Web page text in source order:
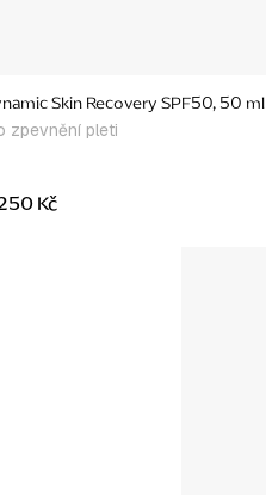
Skin Recovery SPF50, 50 ml
zpevnění pleti
Kč